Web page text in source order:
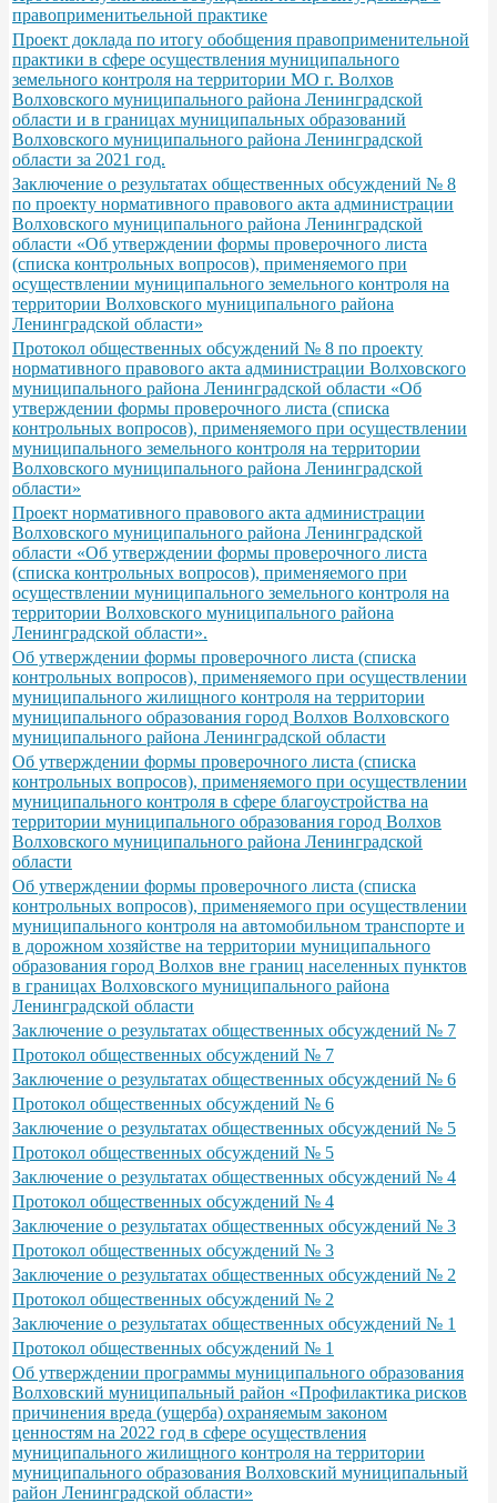
правоприменитьельной практике
Проект доклада по итогу обобщения правоприменительной
практики в сфере осуществления муниципального
земельного контроля на территории МО г. Волхов
Волховского муниципального района Ленинградской
области и в границах муниципальных образований
Волховского муниципального района Ленинградской
области за 2021 год.
Заключение о результатах общественных обсуждений № 8
по проекту нормативного правового акта администрации
Волховского муниципального района Ленинградской
области «Об утверждении формы проверочного листа
(списка контрольных вопросов), применяемого при
осуществлении муниципального земельного контроля на
территории Волховского муниципального района
Ленинградской области»
Протокол общественных обсуждений № 8 по проекту
нормативного правового акта администрации Волховского
муниципального района Ленинградской области «Об
утверждении формы проверочного листа (списка
контрольных вопросов), применяемого при осуществлении
муниципального земельного контроля на территории
Волховского муниципального района Ленинградской
области»
Проект нормативного правового акта администрации
Волховского муниципального района Ленинградской
области «Об утверждении формы проверочного листа
(списка контрольных вопросов), применяемого при
осуществлении муниципального земельного контроля на
территории Волховского муниципального района
Ленинградской области».
Об утверждении формы проверочного листа (списка
контрольных вопросов), применяемого при осуществлении
муниципального жилищного контроля на территории
муниципального образования город Волхов Волховского
муниципального района Ленинградской области
Об утверждении формы проверочного листа (списка
контрольных вопросов), применяемого при осуществлении
муниципального контроля в сфере благоустройства на
территории муниципального образования город Волхов
Волховского муниципального района Ленинградской
области
Об утверждении формы проверочного листа (списка
контрольных вопросов), применяемого при осуществлении
муниципального контроля на автомобильном транспорте и
в дорожном хозяйстве на территории муниципального
образования город Волхов вне границ населенных пунктов
в границах Волховского муниципального района
Ленинградской области
Заключение о результатах общественных обсуждений № 7
Протокол общественных обсуждений № 7
Заключение о результатах общественных обсуждений № 6
Протокол общественных обсуждений № 6
Заключение о результатах общественных обсуждений № 5
Протокол общественных обсуждений № 5
Заключение о результатах общественных обсуждений № 4
Протокол общественных обсуждений № 4
Заключение о результатах общественных обсуждений № 3
Протокол общественных обсуждений № 3
Заключение о результатах общественных обсуждений № 2
Протокол общественных обсуждений № 2
Заключение о результатах общественных обсуждений № 1
Протокол общественных обсуждений № 1
Об утверждении программы муниципального образования
Волховский муниципальный район «Профилактика рисков
причинения вреда (ущерба) охраняемым законом
ценностям на 2022 год в сфере осуществления
муниципального жилищного контроля на территории
муниципального образования Волховский муниципальный
район Ленинградской области»